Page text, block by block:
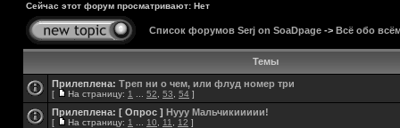
Сейчас этот форум просматривают: Нет
Список форумов Serj on SoaDpage -> Всё обо
Темы
Прилеплена: Треп ни о чем, или флуд номер три
[ На страницу: 1 52 53 54 ]
Прилеплена: [ Опрос ] Нууу Мальчикиииии!
[ На страницу: 1 10 11 12 ]